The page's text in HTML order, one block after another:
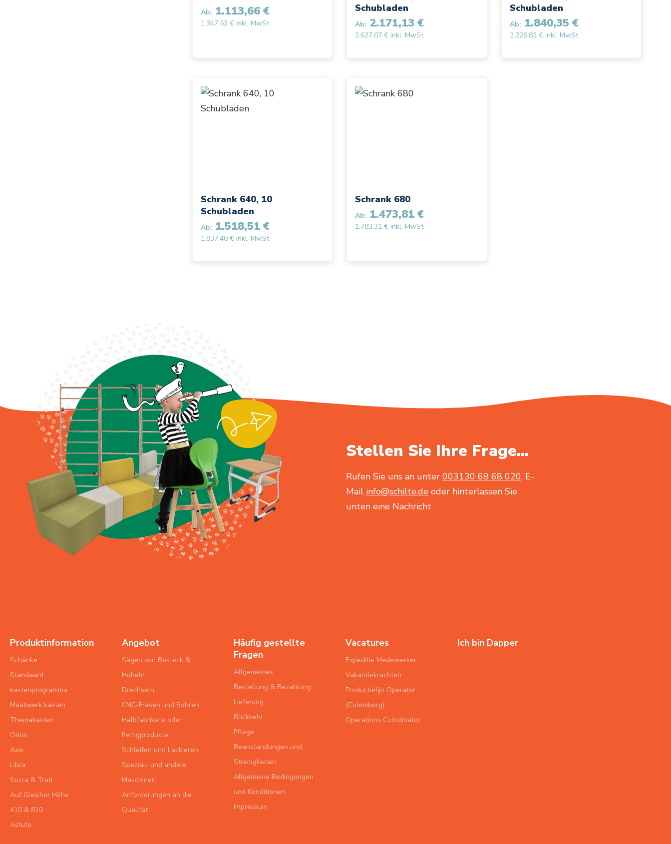
Ab: 1.113,66 €
1.347,53 € inkl. MwSt
Schubladen
Ab: 2.171,13 €
2.627,07 € inkl. MwSt
Schubladen
Ab: 1.840,35 €
2.226,82 € inkl. MwSt
Schrank 640, 10
Schubladen
Ab: 1.518,51 €
1.837,40 € inkl. MwSt
Schrank 680
Ab: 1.473,81 €
1.783,31 € inkl. MwSt
Stellen Sie Ihre Frage...
Rufen Sie uns an unter 003130 68 68 020, E-
Mail info@schilte.deoder hinterlassen Sie
unten eine Nachricht
Produktinformation
Schänke
Standaard
kastenprogramma
Maatwerk kasten
Themakasten
Orion
Axis
Libra
Socra & Trati
Auf Gleicher Höhe
410 & 810
Astuto
Angebot
Sägen von Besteck &
Hobeln
Drechseln
CNC-Fräsen und Bohren
Halbfabrikate oder
Fertigprodukte
Schleifen und Lackieren
Spezial- und andere
Maschinen
Anforderungen an die
Qualität
Häufig gestellte
Fragen
Allgemeines
Bestellung & Bezahlung
Lieferung
Rückkehr
Pflege
Beanstandungen und
Streitigkeiten
Allgemeine Bedingungen
und Konditionen
Impressum
Vacatures
Expeditie Medewerker
Vakantiekrachten
Productielijn Operator
(Culemborg)
Operations Coördinator
Ich bin Dapper